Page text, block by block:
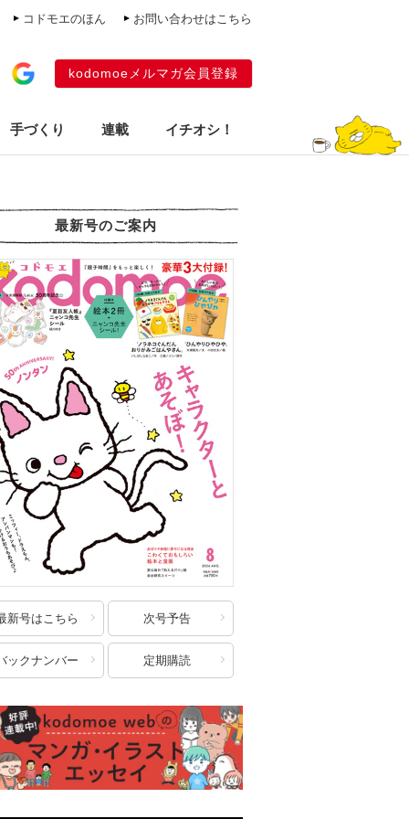
コドモエのほん お問い合わせはこちら
kodomoeメルマガ会員登録
手づくり 連載 イチオシ！
最新号のご案内
新号はこちら 次号予告
ックナンバー 定期購読